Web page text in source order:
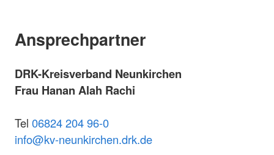
Ansprechpartner
DRK-Kreisverband Neunkirchen
Frau Hanan Alah Rachi
Tel 06824 204 96-0
info@kv-neunkirchen.drk.de